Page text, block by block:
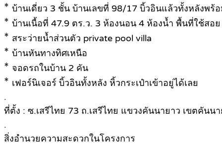
* บ้านเดี่ยว 3 ชั้น บ้านเลขที่ 98/17 บิ้วอินแล้วทั้งหลังพร้อ
* บ้านเนื้อที่ 47.9 ตร.ว. 3 ห้องนอน 4 ห้องน้ำ พื้นที่ใช้สอ
* สระว่ายน้ำส่วนตัว private pool villa
* บ้านหันทางทิศเหนือ
* จอดรถในบ้าน 2 คัน
* เฟอร์นิเจอร์ บิ้วอินทั้งหลัง หิ้วกระเป๋าเข้าอยู่ได้เลย
.
ที่ตั้ง : ซ.เสรีไทย 73 ถ.เสรีไทย แขวงคันนายาว เขตคันนา
.
สิ่งอำนวยความสะดวกในโครงการ